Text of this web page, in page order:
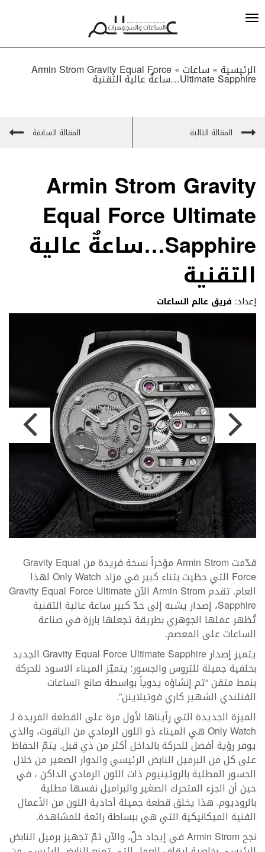
الرئيسية » ساعات»
Armin Strom Gravity Equal Force
Ultimate Sapphire…ساعةٌ عالية التقنية
المقالة التالية المقالة السابقة
Armin Strom Gravity
Equal Force Ultimate
Sapphire…ساعةٌ عالية
التقنية
إعداد: فريق عالم الساعات
قدّمت Armin Strom مؤخراً نسخة فريدة من Gravity Equal
Force التي حظيت بثناء كبير في مزاد Only Watch لهذا
العام. تقدم Armin Strom الآن Gravity Equal Force Ultimate
Sapphire، إصدار يشبه إلى حدّ كبير ساعة عالية التقنية
تُظهر عملها الجوهري بطريقة تجعلها بارزة في صناعة
الساعات على المعصم.
يتميز إصدار Gravity Equal Force Ultimate Sapphire الجديد
بخلفية جميلة للتروس والجسور؛ يتميّز الميناء الاسود للحركة
بنمط متقن “تم إنشاؤه يدوياً بواسطة صانع الساعات
الفنلندي الشهير كاري فوتيلاينن”.
الميزة الجديدة التي رأيناها لأول مرة على القطعة الفريدة لـ
Only Watch هي الميناء ذو اللون الرمادي من الياقوت، والذي
يوفر رؤية أفضل للحركة بالداخل أكثر من ذي قبل. يتمّ الحفاظ
على كل من البرميل النابض الرئيسي والدوار الصغير من خلال
الجسور المطلية بالروثينيوم ذات اللون الرمادي الداكن ، في
حين أن الجزء المتحرك الصغير والبراميل نفسها مطلية
بالروديوم. هذا يخلق قطعة جميلة أحادية اللون من الأعمال
الفنية الميكانيكية التي هي ببساطة رائعة للمشاهدة.
نجح Armin Strom في إيجاد حلّ، والآن تمّ تجهيز برميل النابض